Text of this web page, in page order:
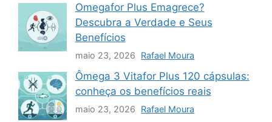
Omegafor Plus Emagrece?
Descubra a Verdade e Seus
Benefícios
maio 23, 2026 Rafael Moura
Ômega 3 Vitafor Plus 120 cápsulas:
conheça os benefícios reais
maio 23, 2026 Rafael Moura